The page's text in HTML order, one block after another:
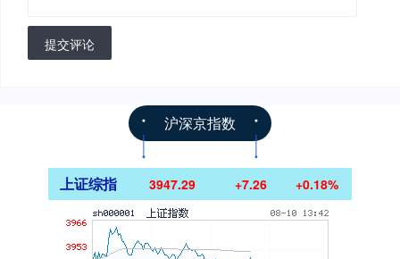
提交评论
沪深京指数
上证综指 3947.29 +7.26 +0.18%